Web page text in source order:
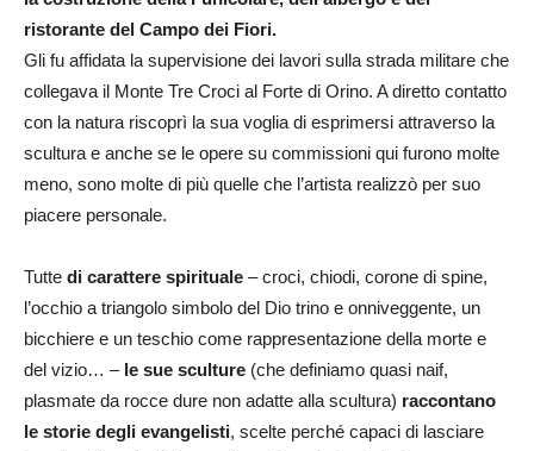
ristorante del Campo dei Fiori.
Gli fu affidata la supervisione dei lavori sulla strada militare che
collegava il Monte Tre Croci al Forte di Orino. A diretto contatto
con la natura riscoprì la sua voglia di esprimersi attraverso la
scultura e anche se le opere su commissioni qui furono molte
meno, sono molte di più quelle che l’artista realizzò per suo
piacere personale.
Tutte di carattere spirituale – croci, chiodi, corone di spine,
l’occhio a triangolo simbolo del Dio trino e onniveggente, un
bicchiere e un teschio come rappresentazione della morte e
del vizio… –le sue sculture (che definiamo quasi naif,
plasmate da rocce dure non adatte alla scultura) raccontano
le storie degli evangelisti, scelte perché capaci di lasciare